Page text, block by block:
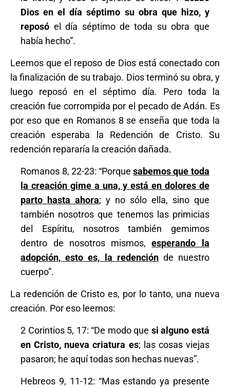
Dios en el día séptimo su obra que hizo, y
reposó el día séptimo de toda su obra que
había hecho”.
Leemos que el reposo de Dios está conectado con
la finalización de su trabajo. Dios terminó su obra, y
luego reposó en el séptimo día. Pero toda la
creación fue corrompida por el pecado de Adán. Es
por eso que en Romanos 8 se enseña que toda la
creación esperaba la Redención de Cristo. Su
redención repararía la creación dañada.
Romanos 8, 22-23: “Porquesabemos que toda
la creación gime a una, y está en dolores de
parto hasta ahora; y no sólo ella, sino que
también nosotros que tenemos las primicias
del Espíritu, nosotros también gemimos
dentro de nosotros mismos,esperando la
adopción, esto es, la redenciónde nuestro
cuerpo”.
La redención de Cristo es, por lo tanto, una nueva
creación. Por eso leemos:
2 Corintios 5, 17: “De modo que si alguno está
en Cristo, nueva criatura es; las cosas viejas
pasaron; he aquí todas son hechas nuevas”.
Hebreos 9, 11-12: “Mas estando ya presente